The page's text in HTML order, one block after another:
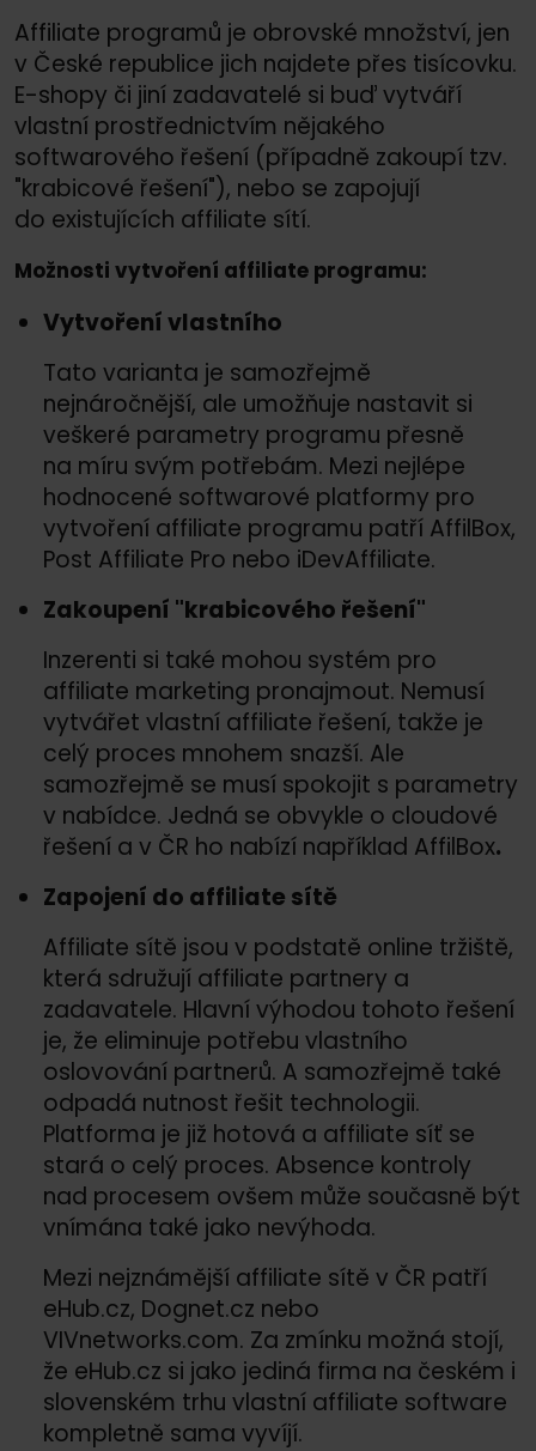
Affiliate programů je obrovské množství, jen
v České republice jich najdete přes tisícovku.
E-shopy či jiní zadavatelé si buď vytváří
vlastní prostřednictvím nějakého
softwarového řešení (případně zakoupí tzv.
"krabicové řešení"), nebo se zapojují
do existujících affiliate sítí.
Možnosti vytvoření affiliate programu:
Vytvoření vlastního
Tato varianta je samozřejmě
nejnáročnější, ale umožňuje nastavit si
veškeré parametry programu přesně
na míru svým potřebám. Mezi nejlépe
hodnocené softwarové platformy pro
vytvoření affiliate programu patří AffilBox,
Post Affiliate Pro nebo iDevAffiliate.
Zakoupení "krabicového řešení"
Inzerenti si také mohou systém pro
affiliate marketing pronajmout. Nemusí
vytvářet vlastní affiliate řešení, takže je
celý proces mnohem snazší. Ale
samozřejmě se musí spokojit s parametry
v nabídce. Jedná se obvykle o cloudové
řešení a v ČR ho nabízí například AffilBox.
Zapojení do affiliate sítě
Affiliate sítě jsou v podstatě online tržiště,
která sdružují affiliate partnery a
zadavatele. Hlavní výhodou tohoto řešení
je, že eliminuje potřebu vlastního
oslovování partnerů. A samozřejmě také
odpadá nutnost řešit technologii.
Platforma je již hotová a affiliate síť se
stará o celý proces. Absence kontroly
nad procesem ovšem může současně být
vnímána také jako nevýhoda.
Mezi nejznámější affiliate sítě v ČR patří
eHub.cz, Dognet.cz nebo
VIVnetworks.com. Za zmínku možná stojí,
že eHub.cz si jako jediná firma na českém i
slovenském trhu vlastní affiliate software
kompletně sama vyvíjí.